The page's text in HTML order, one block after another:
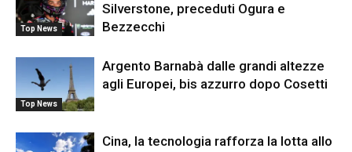
Top News
Silverstone, preceduti Ogura e
Bezzecchi
Top News
Argento Barnabà dalle grandi altezze
agli Europei, bis azzurro dopo Cosetti
Cina, la tecnologia rafforza la lotta allo